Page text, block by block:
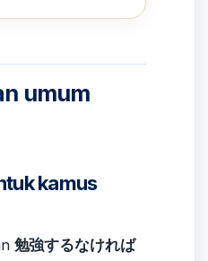
umum
kamus
勉強するなければ